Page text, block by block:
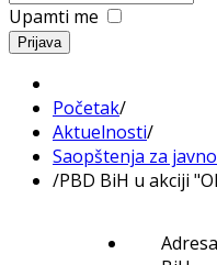
Upamti me
Prijava
Početak/
Aktuelnosti/
Saopštenja za
/PBD BiH u akciji